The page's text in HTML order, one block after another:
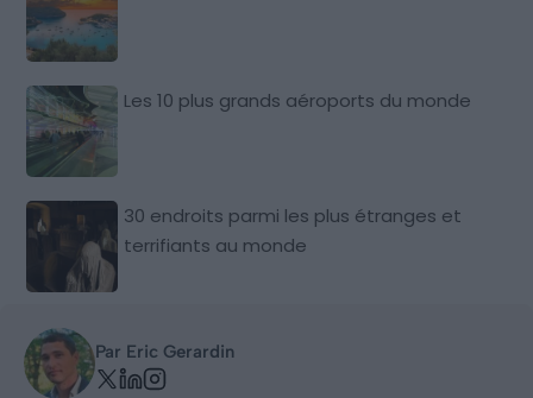
Les 10 plus grands aéroports du monde
30 endroits parmi les plus étranges et
terrifiants au monde
Par Eric Gerardin